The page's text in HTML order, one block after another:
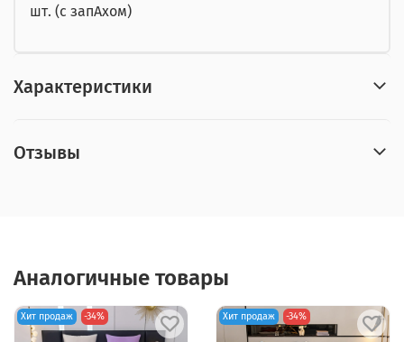
шт. (с запАхом)
Характеристики
Отзывы
Аналогичные товары
Хит продаж -34% Хит продаж -34%